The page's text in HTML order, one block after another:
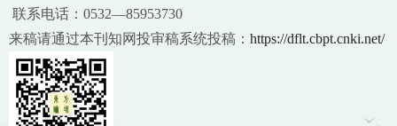
联系电话：0532—85953730
来稿请通过本刊知网投审稿系统投稿： https://dflt.cbpt.cnki.net/